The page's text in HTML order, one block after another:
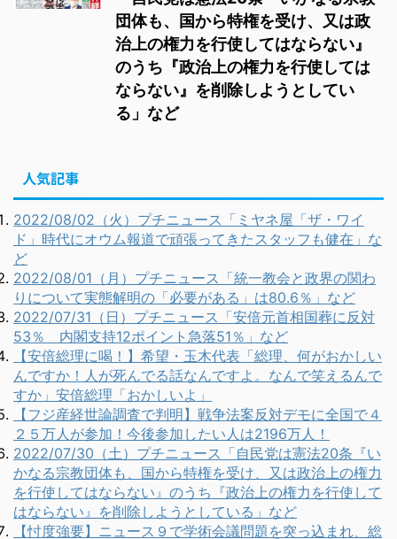
団体も、国から特権を受け、又は政
治上の権力を行使してはならない』
のうち『政治上の権力を行使しては
ならない』を削除しようとしてい
る」など
人気記事
2022/08/02（火）プチニュース「ミヤネ屋「ザ・ワイ
ド」時代にオウム報道で頑張ってきたスタッフも健在」な
ど
2022/08/01（月）プチニュース「統一教会と政界の関わ
りについて実態解明の「必要がある」は80.6％」など
2022/07/31（日）プチニュース「安倍元首相国葬に反対
53％ 内閣支持12ポイント急落51％」など
【安倍総理に喝！】希望・玉木代表「総理、何がおかしい
んですか！人が死んでる話なんですよ。なんで笑えるんで
すか」安倍総理「おかしいよ」
【フジ産経世論調査で判明】戦争法案反対デモに全国で４
２５万人が参加！今後参加したい人は2196万人！
2022/07/30（土）プチニュース「自民党は憲法20条『い
かなる宗教団体も、国から特権を受け、又は政治上の権力
を行使してはならない』のうち『政治上の権力を行使して
はならない』を削除しようとしている」など
【忖度強要】ニュース９で学術会議問題を突っ込まれ、総